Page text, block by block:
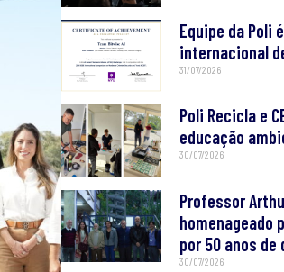
Equipe da Poli
internacional
31/07/2026
Poli Recicla e
educação
30/07/2026
Professor
homenageado
por 50 anos de
30/07/2026